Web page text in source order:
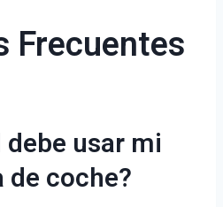
Frecuentes
usar mi
coche?